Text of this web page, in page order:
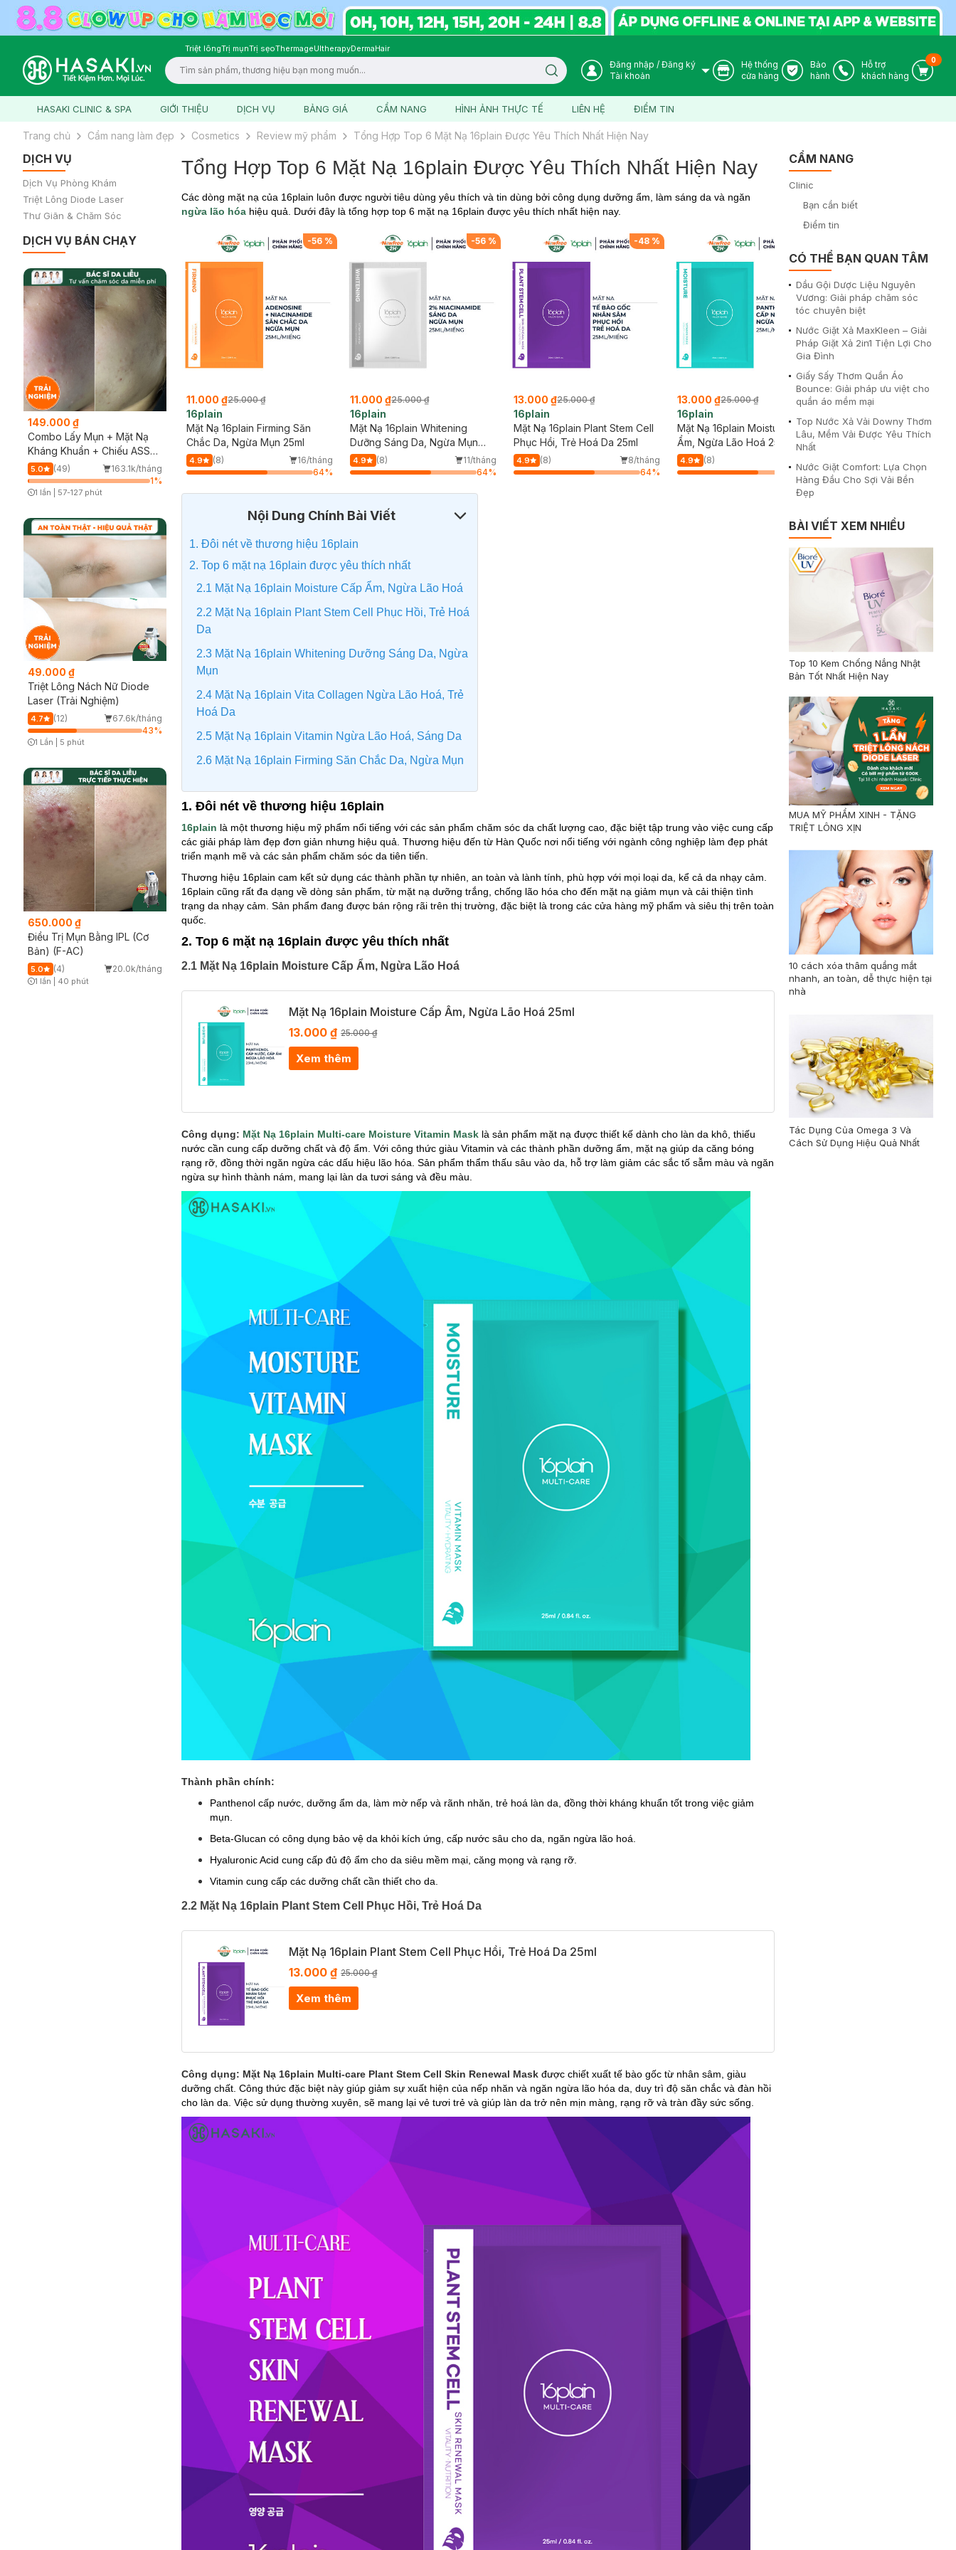
Triệt lôngTrị mụnTrị sẹoThermageUltherapyDermaHair
Logo
Search icon User Icon
Đăng nhập / Đăng ký
Tài khoản
Store Icon
Hệ thống
cửa hàng
Warranty Icon
Bảo
hành
Phone Icon
Hỗ trợ
khách hàng
Cart
0
HASAKI CLINIC & SPA GIỚI THIỆU DỊCH VỤ BẢNG GIÁ CẨM NANG HÌNH ẢNH THỰC TẾ LIÊN HỆ ĐIỂM TIN
Trang chủ Cẩm nang làm đẹp Cosmetics Review mỹ phẩm Tổng Hợp Top 6 Mặt Nạ 16plain Được Yêu Thích Nhất Hiện Nay
DỊCH VỤ
Dịch Vụ Phòng Khám
Triệt Lông Diode Laser
Thư Giãn & Chăm Sóc
DỊCH VỤ BÁN CHẠY
149.000 ₫
Combo Lấy Mụn + Mặt Nạ
Kháng Khuẩn + Chiếu ASSH
(Trải nghiệm)
5.0 (49)
163.1k/tháng
1%
1 lần 57-127 phút
49.000 ₫
Triệt Lông Nách Nữ Diode
Laser (Trải Nghiệm)
4.7 (12)
67.6k/tháng
43%
1 Lần 5 phút
650.000 ₫
Điều Trị Mụn Bằng IPL (Cơ
Bản) (F-AC)
5.0 (4) 20.0k/tháng
Timer Gray Icon
1 lần 40 phút
Tổng Hợp Top 6 Mặt Nạ 16plain Được Yêu Thích Nhất Hiện Nay
Các dòng mặt nạ của 16plain luôn được người tiêu dùng yêu thích và tin dùng bởi công dụng dưỡng ẩm, làm sáng da và ngăn
ngừa lão hóa hiệu quả. Dưới đây là tổng hợp top 6 mặt nạ 16plain được yêu thích nhất hiện nay.
-56 %
11.000 ₫25.000 ₫
16plain
Mặt Nạ 16plain Firming Săn
Chắc Da, Ngừa Mụn 25ml
4.9 (8)
16/tháng
64%
-56 %
11.000 ₫25.000 ₫
16plain
Mặt Nạ 16plain Whitening
Dưỡng Sáng Da, Ngừa Mụn
25ml
4.9 (8)
11/tháng
64%
-48 %
13.000 ₫25.000 ₫
16plain
Mặt Nạ 16plain Plant Stem Cell
Phục Hồi, Trẻ Hoá Da 25ml
4.9 (8)
8/tháng
64%
13.000 ₫25.000 ₫
16plain
Mặt Nạ 16plain Moisture Cấp
Ẩm, Ngừa Lão Hoá 25ml
4.9 (8)
64%
13.000 ₫
Mặt Nạ 16plain Vitamin
Lão Hoá, Sáng Da 25ml
Nội Dung Chính Bài Viết
1. Đôi nét về thương hiệu 16plain
2. Top 6 mặt nạ 16plain được yêu thích nhất
2.1 Mặt Nạ 16plain Moisture Cấp Ẩm, Ngừa Lão Hoá
2.2 Mặt Nạ 16plain Plant Stem Cell Phục Hồi, Trẻ Hoá
Da
2.3 Mặt Nạ 16plain Whitening Dưỡng Sáng Da, Ngừa
Mụn
2.4 Mặt Nạ 16plain Vita Collagen Ngừa Lão Hoá, Trẻ
Hoá Da
2.5 Mặt Nạ 16plain Vitamin Ngừa Lão Hoá, Sáng Da
2.6 Mặt Nạ 16plain Firming Săn Chắc Da, Ngừa Mụn
1. Đôi nét về thương hiệu 16plain
16plain là một thương hiệu mỹ phẩm nổi tiếng với các sản phẩm chăm sóc da chất lượng cao, đặc biệt tập trung vào việc cung cấp
các giải pháp làm đẹp đơn giản nhưng hiệu quả. Thương hiệu đến từ Hàn Quốc nơi nổi tiếng với ngành công nghiệp làm đẹp phát
triển mạnh mẽ và các sản phẩm chăm sóc da tiên tiến.
Thương hiệu 16plain cam kết sử dụng các thành phần tự nhiên, an toàn và lành tính, phù hợp với mọi loại da, kể cả da nhạy cảm.
16plain cũng rất đa dạng về dòng sản phẩm, từ mặt nạ dưỡng trắng, chống lão hóa cho đến mặt nạ giảm mụn và cải thiện tình
trạng da nhạy cảm. Sản phẩm đang được bán rộng rãi trên thị trường, đặc biệt là trong các cửa hàng mỹ phẩm và siêu thị trên toàn
quốc.
2. Top 6 mặt nạ 16plain được yêu thích nhất
2.1 Mặt Nạ 16plain Moisture Cấp Ẩm, Ngừa Lão Hoá
Mặt Nạ 16plain Moisture Cấp Ẩm, Ngừa Lão Hoá 25ml
13.000 ₫ 25.000 ₫
Xem thêm
Công dụng: Mặt Nạ 16plain Multi-care Moisture Vitamin Mask là sản phẩm mặt nạ được thiết kế dành cho làn da khô, thiếu
nước cần cung cấp dưỡng chất và độ ẩm. Với công thức giàu Vitamin và các thành phần dưỡng ẩm, mặt nạ giúp da căng bóng
rạng rỡ, đồng thời ngăn ngừa các dấu hiệu lão hóa. Sản phẩm thẩm thấu sâu vào da, hỗ trợ làm giảm các sắc tố sẫm màu và ngăn
ngừa sự hình thành nám, mang lại làn da tươi sáng và đều màu.
Thành phần chính:
Panthenol cấp nước, dưỡng ẩm da, làm mờ nếp và rãnh nhăn, trẻ hoá làn da, đồng thời kháng khuẩn tốt trong việc giảm
mụn.
Beta-Glucan có công dụng bảo vệ da khỏi kích ứng, cấp nước sâu cho da, ngăn ngừa lão hoá.
Hyaluronic Acid cung cấp đủ độ ẩm cho da siêu mềm mại, căng mọng và rạng rỡ.
Vitamin cung cấp các dưỡng chất cần thiết cho da.
2.2 Mặt Nạ 16plain Plant Stem Cell Phục Hồi, Trẻ Hoá Da
Mặt Nạ 16plain Plant Stem Cell Phục Hồi, Trẻ Hoá Da 25ml
13.000 ₫ 25.000 ₫
Xem thêm
Công dụng: Mặt Nạ 16plain Multi-care Plant Stem Cell Skin Renewal Maskđược chiết xuất tế bào gốc từ nhân sâm, giàu
dưỡng chất. Công thức đặc biệt này giúp giảm sự xuất hiện của nếp nhăn và ngăn ngừa lão hóa da, duy trì độ săn chắc và đàn hồi
cho làn da. Việc sử dụng thường xuyên, sẽ mang lại vẻ tươi trẻ và giúp làn da trở nên mịn màng, rạng rỡ và tràn đầy sức sống.
CẨM NANG
Clinic
Bạn cần biết
Điểm tin
CÓ THỂ BẠN QUAN TÂM
Dầu Gội Dược Liệu Nguyên
Vương: Giải pháp chăm sóc
tóc chuyên biệt
Nước Giặt Xả MaxKleen – Giải
Pháp Giặt Xả 2in1 Tiện Lợi Cho
Gia Đình
Giấy Sấy Thơm Quần Áo
Bounce: Giải pháp ưu việt cho
quần áo mềm mại
Top Nước Xả Vải Downy Thơm
Lâu, Mềm Vải Được Yêu Thích
Nhất
Nước Giặt Comfort: Lựa Chọn
Hàng Đầu Cho Sợi Vải Bền
Đẹp
BÀI VIẾT XEM NHIỀU
Top 10 Kem Chống Nắng Nhật
Bản Tốt Nhất Hiện Nay
MUA MỸ PHẨM XINH - TẶNG
TRIỆT LÔNG XỊN
10 cách xóa thâm quầng mắt
nhanh, an toàn, dễ thực hiện tại
nhà
Tác Dụng Của Omega 3 Và
Cách Sử Dụng Hiệu Quả Nhất